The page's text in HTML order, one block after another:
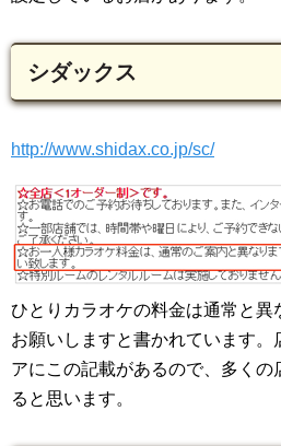
シダックス
http://www.shidax.co.jp/sc/
ひとりカラオケの料金は通常と異
お願いしますと書かれています。
アにこの記載があるので、多くの
ると思います。